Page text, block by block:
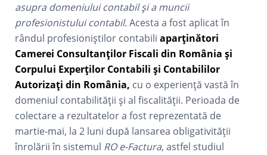
asupra domeniului contabil și a muncii
profesionistului contabil.Acesta a fost aplicat în
rândul profesioniștilor contabiliaparținători
Camerei Consultanților Fiscali din România și
Corpului Experților Contabili și Contabililor
Autorizați din România, cu o experiență vastă în
domeniul contabilității și al fiscalității. Perioada de
colectare a rezultatelor a fost reprezentată de
martie-mai, la 2 luni după lansarea obligativității
înrolării în sistemul RO e-Factura, astfel studiul